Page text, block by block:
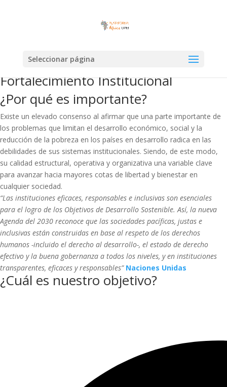
Seleccionar página
Fortalecimiento Institucional
¿Por qué es importante?
Existe un elevado consenso al afirmar que una parte importante de
los problemas que limitan el desarrollo económico, social y la
reducción de la pobreza en los países en desarrollo radica en las
debilidades de sus sistemas institucionales. Siendo, de este modo,
su calidad estructural, operativa y organizativa una variable clave
para avanzar hacia mayores cotas de libertad y bienestar en
cualquier sociedad.
“Las instituciones eficaces, responsables e inclusivas son esenciales
para el logro de los Objetivos de Desarrollo Sostenible. Así, la nueva
Agenda del 2030 reconoce que las sociedades pacíficas, justas e
inclusivas están construidas en base al respeto de los derechos
humanos -incluido el derecho al desarrollo-, el estado de derecho
efectivo y la buena gobernanza a todos los niveles, y en instituciones
transparentes, eficaces y responsables” Naciones Unidas
¿Cuál es nuestro objetivo?